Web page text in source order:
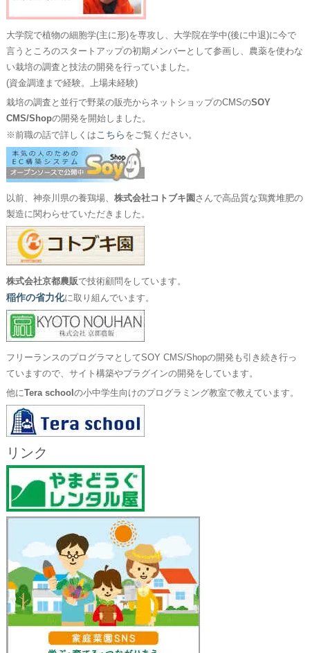
大学院で植物の細胞学(主に形)を専攻し、大学院在学中(後に中退)に今で
言うところのスタートアップの初期メンバーとして参画し、農薬を使わな
い栽培の調査と技法の開発を行っていました。
(資金調達まで経験。上場未経験)
栽培の調査と並行で野菜の販売からネットショップのCMSのSOY
CMS/Shopの開発を開始しました。
※前職の話で詳しくはこちら をご覧ください。
以前、神奈川県の養鶏場、 株式会社コトブキ園 さんで高品質な鶏糞堆肥の
製造に関わらせていただきました。
株式会社京都農販で技術顧問をしています。
稲作の省力化に取り組んでいます。
フリーランスのプログラマとしてSOY CMS/Shopの開発も引き続き行っ
ていますので、サイト構築やプラグインの開発をしています。
他にTera school の小中学生向けのプログラミング教室で教えています。
リンク